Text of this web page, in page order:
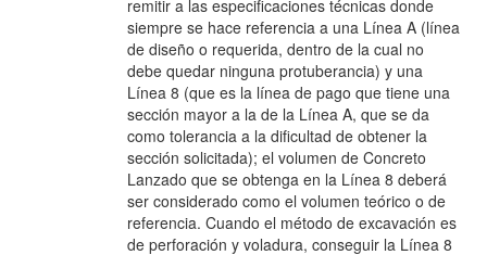
remitir a las especificaciones técnicas donde
siempre se hace referencia a una Línea A (línea
de diseño o requerida, dentro de la cual no
debe quedar ninguna protuberancia) y una
Línea 8 (que es la línea de pago que tiene una
sección mayor a la de la Línea A, que se da
como tolerancia a la dificultad de obtener la
sección solicitada); el volumen de Concreto
Lanzado que se obtenga en la Línea 8 deberá
ser considerado como el volumen teórico o de
referencia. Cuando el método de excavación es
de perforación y voladura, conseguir la Línea 8